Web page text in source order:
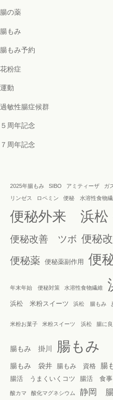
腸の薬
腸もみ
腸もみ予約
花粉症
運動
過敏性腸症候群
５周年記念
７周年記念
2025年腸もみ SIBO アミティーザ ガ
リンゼス
ロペミン 便秘 水溶性食物
便秘外来 浜松
便秘改善 ツボ 便秘
便秘薬 便秘薬副作用 便
年末年始 便秘対策 水溶性食物繊維
浜松 米粉スイーツ 浜松 腸もみ
米粉お菓子 米粉スイーツ 浜松 腸に
腸もみ 掛川 腸もみ
腸もみ 袋井 腸もみ 資格 腸
腸活 うまくいくコツ
腸活 食事
酸カマ 酸化マグネシウム 静岡